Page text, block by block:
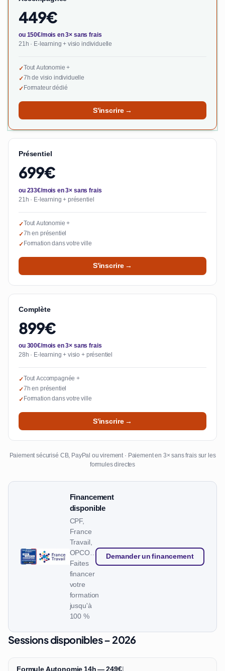
449€
ou 150€/mois en 3× sans frais
21h · E-learning + visio individuelle
✓Tout Autonomie +
✓7h de visio individuelle
✓Formateur dédié
S'inscrire →
Présentiel
699€
ou 233€/mois en 3× sans frais
21h · E-learning + présentiel
✓Tout Autonomie +
✓7h en présentiel
✓Formation dans votre ville
S'inscrire →
Complète
899€
ou 300€/mois en 3× sans frais
28h · E-learning + visio + présentiel
✓Tout Accompagnée +
✓7h en présentiel
✓Formation dans votre ville
S'inscrire →
Paiement sécurisé CB, PayPal ou virement · Paiement en 3× sans frais sur les
formules directes
Financement
disponible
CPF,
France
Travail,
OPCO…
Faites
financer
votre
formation
jusqu'à
100 %
Demander un financement
Sessions disponibles – 2026
Formule Autonomie 14h — 249€|